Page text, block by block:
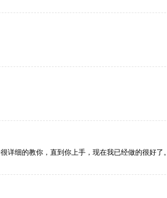
详细的教你，直到你上手，现在我已经做的很好了。